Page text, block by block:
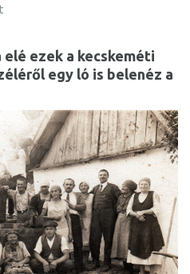
elé ezek a kecskeméti
egy ló is belenéz a